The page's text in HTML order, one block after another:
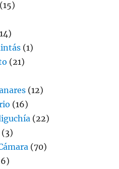
(15)
(1)
(21)
(12)
(16)
(22)
(3)
(70)